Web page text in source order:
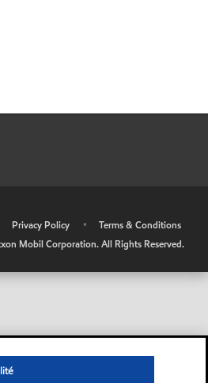
Privacy Policy •
Terms & Conditions
Mobil Corporation. All Rights Reserved.